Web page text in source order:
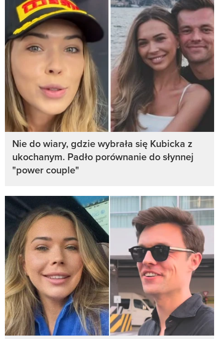
Nie do wiary, gdzie wybrała się Kubicka z
ukochanym. Padło porównanie do słynnej
"power couple"